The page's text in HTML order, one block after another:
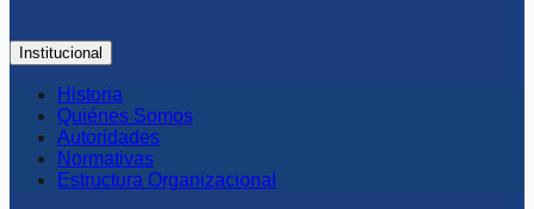
Institucional
Historia
Quiénes Somos
Autoridades
Normativas
Estructura Organizacional